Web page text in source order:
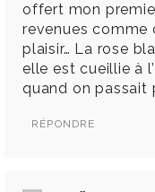
offert mon
revenues comme
plaisir… La rose
elle est cueillie à
quand on passait
RÉPONDRE